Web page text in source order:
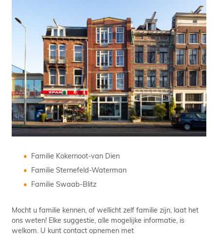
Familie Kokernoot-van Dien
Familie Sternefeld-Waterman
Familie Swaab-Blitz
Mocht u familie kennen, of wellicht zelf familie zijn, laat het
ons weten! Elke suggestie, alle mogelijke informatie, is
welkom. U kunt contact opnemen met